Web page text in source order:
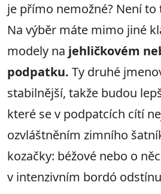
je přímo nemožné? Není to
Na výběr máte mimo jiné
modely na jehličkovém
podpatku. Ty druhé
stabilnější, takže budou
které se v podpatcích cítí
ozvláštněním zimního
kozačky: béžové nebo o
v intenzivním bordó